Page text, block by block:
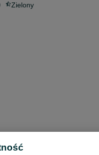
Zielony